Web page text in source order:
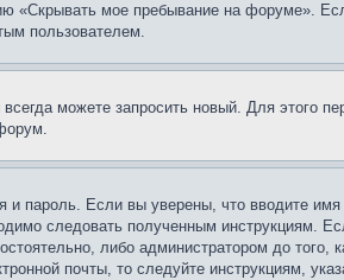
«Скрывать мое пребывание на форуме».
пользователем.
можете запросить новый. Для этого
и пароль. Если вы уверены, что вводите
следовать полученным инструкциям.
либо администратором до
почты, то следуйте инструкциям,